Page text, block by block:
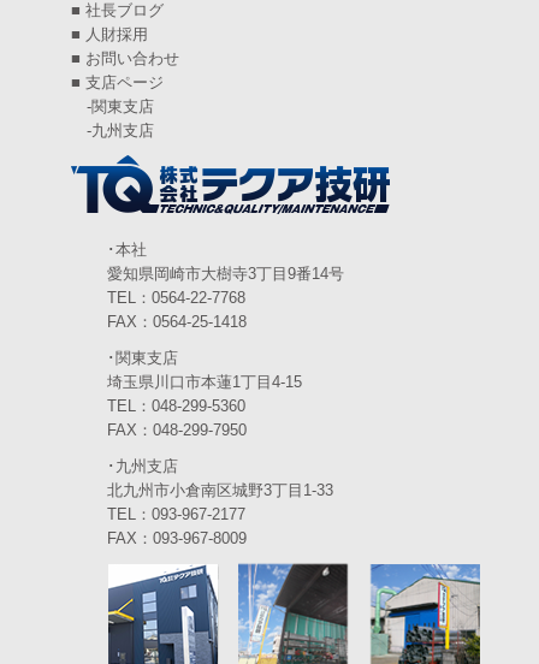
2024年6月(4)
2024年5月(5)
2024年4月(5)
(6)
2024年2月(4)
(6)
2023年12月(3)
2023年10月(3)
2023年9月(4)
(3)
2023年7月(5)
(5)
(5)
■ 社長ブログ
■ 人財採用
■ お問い合わせ
■ 支店ページ
-関東支店
-九州支店
･本社
愛知県岡崎市大樹寺3丁目9番14号
TEL：0564-22-7768
FAX：0564-25-1418
･関東支店
埼玉県川口市本蓮1丁目4-15
TEL：048-299-5360
FAX：048-299-7950
･九州支店
北九州市小倉南区城野3丁目1-33
TEL：093-967-2177
FAX：093-967-8009